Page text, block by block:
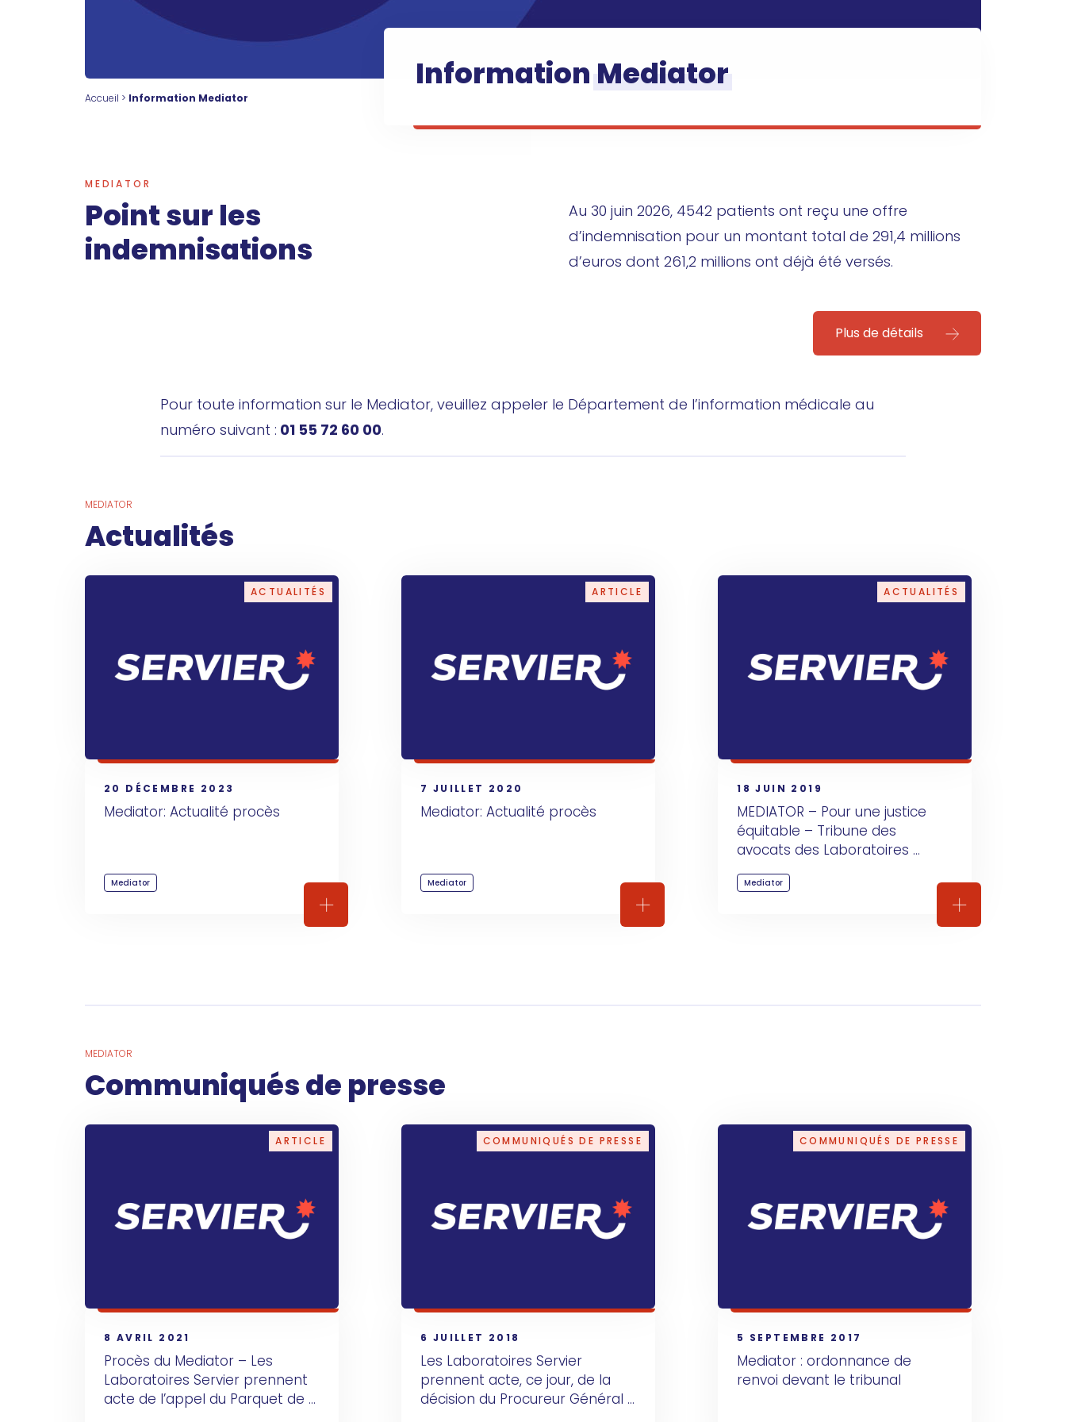
Information Mediator
Accueil > Information Mediator
MEDIATOR
Point sur les
indemnisations
Au 30 juin 2026, 4542 patients ont reçu une offre
d’indemnisation pour un montant total de 291,4 millions
d’euros dont 261,2 millions ont déjà été versés.
Plus de détails
Pour toute information sur le Mediator, veuillez appeler le Département de l’information médicale au
numéro suivant : 01 55 72 60 00.
MEDIATOR
Actualités
ACTUALITÉS
20 DÉCEMBRE 2023
Mediator: Actualité procès
Mediator
Mediator: Actualité procès
ARTICLE
7 JUILLET 2020
Mediator: Actualité procès
Mediator
Mediator: Actualité procès
ACTUALITÉS
18 JUIN 2019
MEDIATOR – Pour une justice
équitable – Tribune des
avocats des Laboratoires
Servier
Mediator
MEDIATOR –
MEDIATOR
Communiqués de presse
ARTICLE
8 AVRIL 2021
Procès du Mediator – Les
Laboratoires Servier prennent
acte de l’appel du Parquet de
Paris  dans l’affaire Mediator
COMMUNIQUÉS DE PRESSE
6 JUILLET 2018
Les Laboratoires Servier
prennent acte, ce jour, de la
décision du Procureur Général
de Versailles de saisir la Cour
COMMUNIQUÉS DE PRESSE
5 SEPTEMBRE 2017
Mediator : ordonnance de
renvoi devant le tribunal